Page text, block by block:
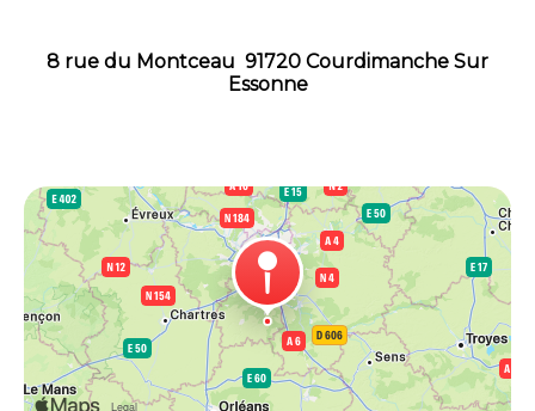
8 rue du Montceau 91720 Courdimanche Sur
Essonne